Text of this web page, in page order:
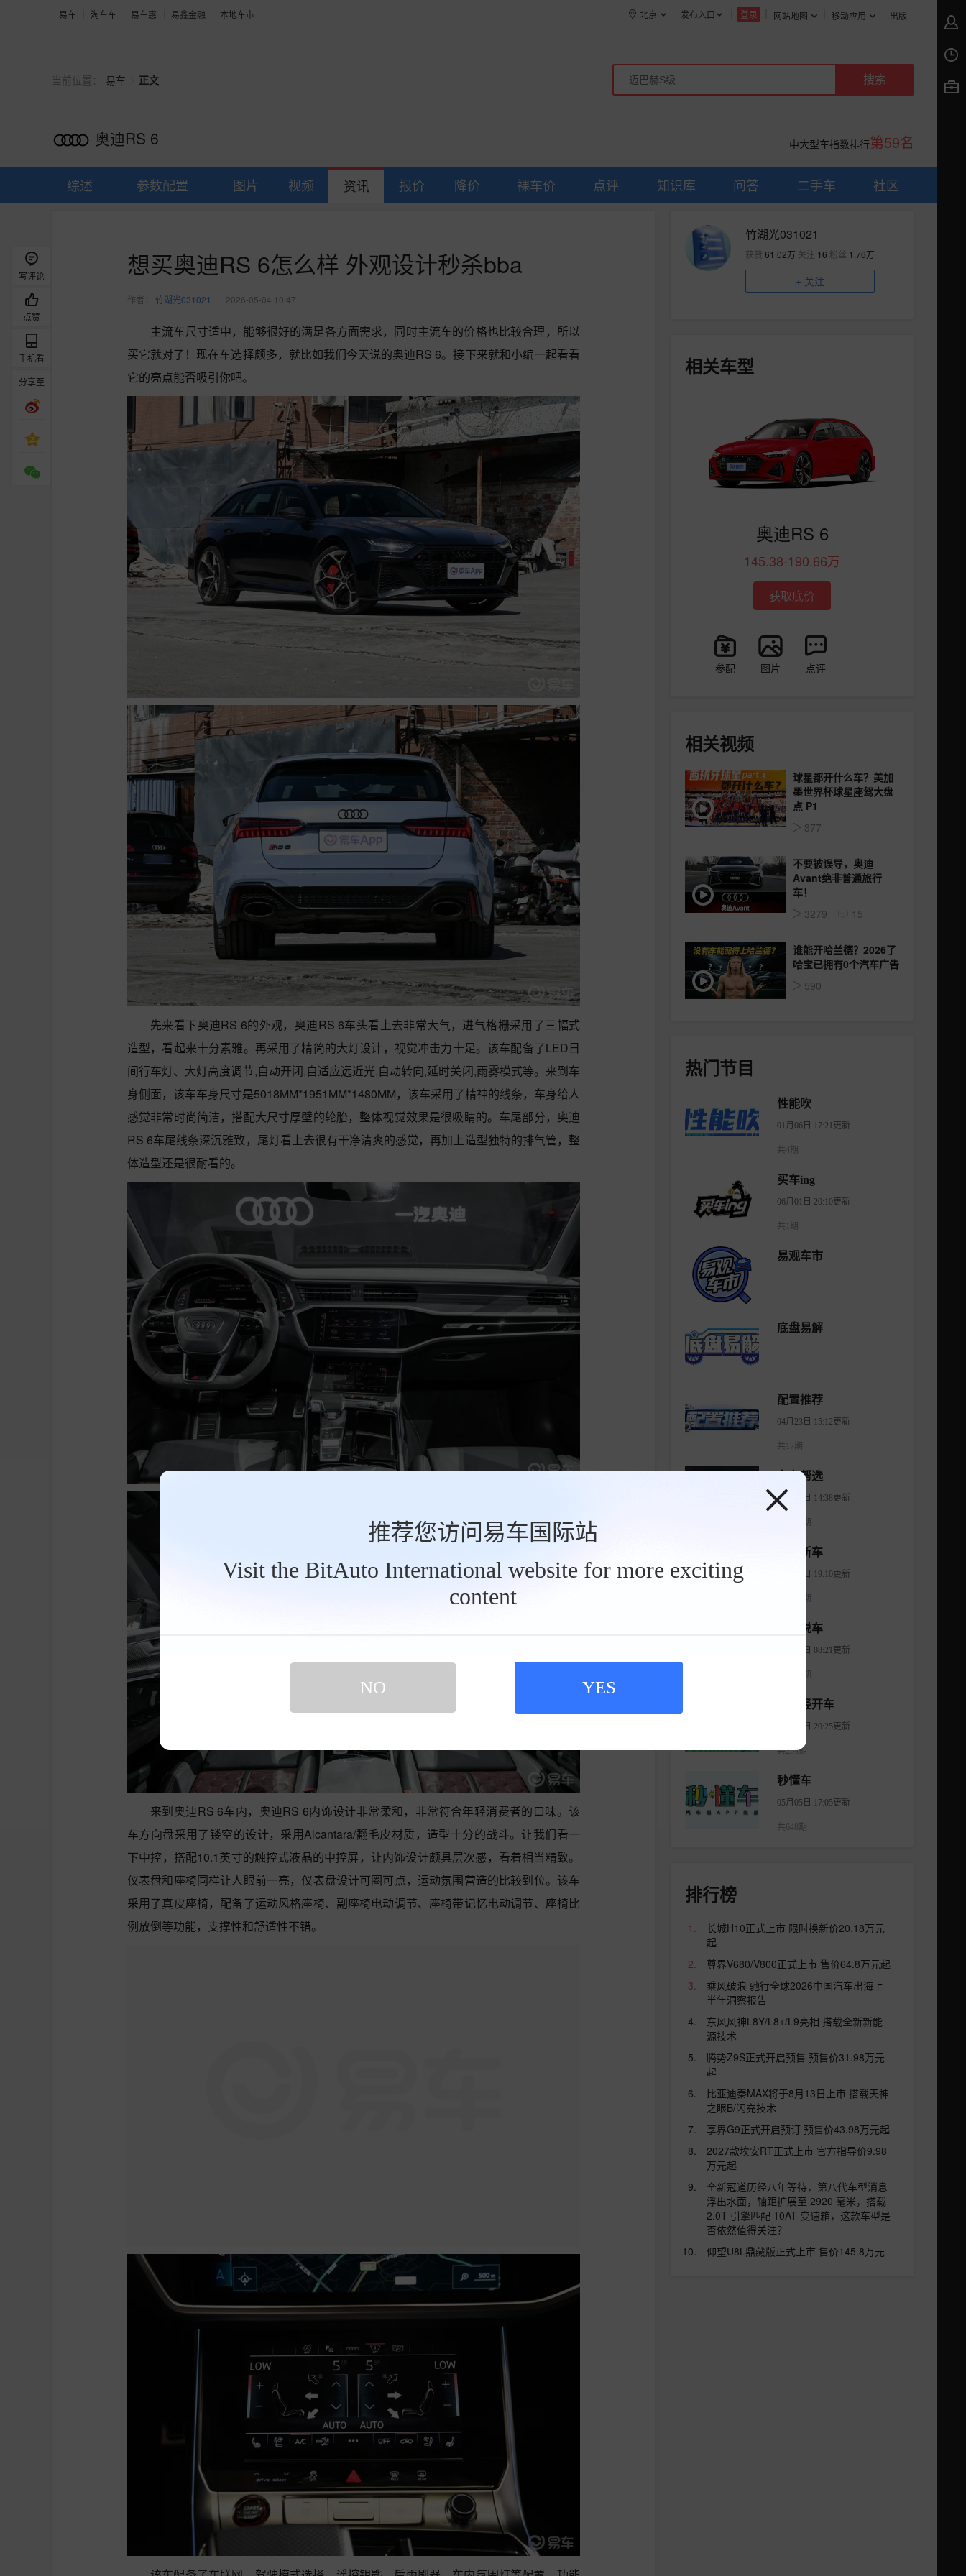
易车 淘车车 易车惠 易鑫金融 本地车市 网站地图 移动应用 出版
登录
发布入口
北京
推荐您访问易车国际站
Visit the BitAuto International website for more exciting
content
NO YES
当前位置： 易车 正文
奥迪RS 6 中大型车指数排行第59名
综述 参数配置 图片 视频 资讯 报价 降价 裸车价 点评 知识库 问答 二手车 社区
写评论
点赞
手机看
分享至
想买奥迪RS 6怎么样 外观设计秒杀bba
作者： 竹湖光031021 2026-05-04 10:47
主流车尺寸适中，能够很好的满足各方面需求，同时主流车的价格也比较合理，所以
买它就对了！现在车选择颇多，就比如我们今天说的奥迪RS 6。接下来就和小编一起看看
它的亮点能否吸引你吧。
先来看下奥迪RS 6的外观，奥迪RS 6车头看上去非常大气，进气格栅采用了三幅式
造型，看起来十分素雅。再采用了精简的大灯设计，视觉冲击力十足。该车配备了LED日
间行车灯、大灯高度调节,自动开闭,自适应远近光,自动转向,延时关闭,雨雾模式等。来到车
身侧面，该车车身尺寸是5018MM*1951MM*1480MM，该车采用了精神的线条，车身给人
感觉非常时尚简洁，搭配大尺寸厚壁的轮胎，整体视觉效果是很吸睛的。车尾部分，奥迪
RS 6车尾线条深沉雅致，尾灯看上去很有干净清爽的感觉，再加上造型独特的排气管，整
体造型还是很耐看的。
来到奥迪RS 6车内，奥迪RS 6内饰设计非常柔和，非常符合年轻消费者的口味。该
车方向盘采用了镂空的设计，采用Alcantara/翻毛皮材质，造型十分的战斗。让我们看一
下中控，搭配10.1英寸的触控式液晶的中控屏，让内饰设计颇具层次感，看着相当精致。
仪表盘和座椅同样让人眼前一亮，仪表盘设计可圈可点，运动氛围营造的比较到位。该车
采用了真皮座椅，配备了运动风格座椅、副座椅电动调节、座椅带记忆电动调节、座椅比
例放倒等功能，支撑性和舒适性不错。
竹湖光031021
获赞 61.02万 关注 16 粉丝 1.76万
+ 关注
相关车型
奥迪RS 6
145.38-190.66万
获取底价
参配 图片 点评
相关视频
球星都开什么车？美加
墨世界杯球星座驾大盘
点 P1
377
不要被误导，奥迪
Avant绝非普通旅行
车！
3279
15
谁能开哈兰德？2026了
哈宝已拥有0个汽车广告
590
热门节目
性能吹
01月06日 17:21更新
共4期
买车ing
06月01日 20:10更新
共1期
易观车市
底盘易解
配置推荐
04月23日 15:12更新
共17期
有车帮选
04月11日 14:38更新
共1474期
智看新车
08月06日 19:10更新
共1175期
大斌说车
08月06日 08:21更新
共2965期
不正经开车
08月18日 20:25更新
共254期
秒懂车
05月05日 17:05更新
共648期
排行榜
长城H10正式上市 限时换新价20.18万元
起
尊界V680/V800正式上市 售价64.8万元起
乘风破浪 驰行全球2026中国汽车出海上
半年洞察报告
东风风神L8Y/L8+/L9亮相 搭载全新新能
源技术
腾势Z9S正式开启预售 预售价31.98万元
起
比亚迪秦MAX将于8月13日上市 搭载天神
之眼B/闪充技术
享界G9正式开启预订 预售价43.98万元起
2027款埃安RT正式上市 官方指导价9.98
万元起
全新冠道历经八年等待，第八代车型消息
浮出水面，轴距扩展至 2920 毫米，搭载
2.0T 引擎匹配 10AT 变速箱，这款车型是
否依然值得关注？
仰望U8L鼎藏版正式上市 售价145.8万元